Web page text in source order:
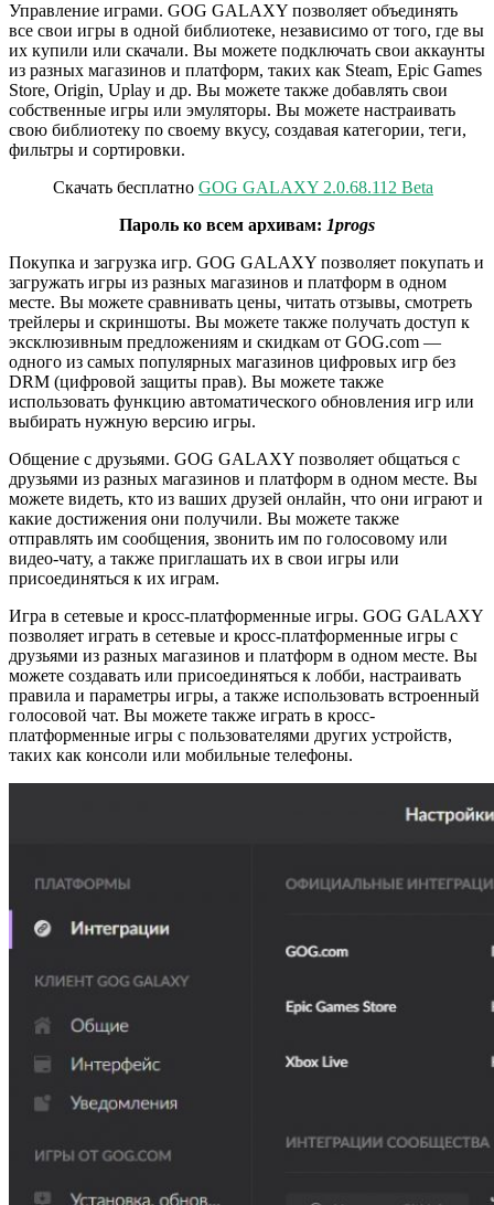
Управление играми. GOG GALAXY позволяет объединять
все свои игры в одной библиотеке, независимо от того, где вы
их купили или скачали. Вы можете подключать свои аккаунты
из разных магазинов и платформ, таких как Steam, Epic Games
Store, Origin, Uplay и др. Вы можете также добавлять свои
собственные игры или эмуляторы. Вы можете настраивать
свою библиотеку по своему вкусу, создавая категории, теги,
фильтры и сортировки.
Скачать бесплатно GOG GALAXY 2.0.68.112 Beta
Пароль ко всем архивам: 1progs
Покупка и загрузка игр. GOG GALAXY позволяет покупать и
загружать игры из разных магазинов и платформ в одном
месте. Вы можете сравнивать цены, читать отзывы, смотреть
трейлеры и скриншоты. Вы можете также получать доступ к
эксклюзивным предложениям и скидкам от GOG.com —
одного из самых популярных магазинов цифровых игр без
DRM (цифровой защиты прав). Вы можете также
использовать функцию автоматического обновления игр или
выбирать нужную версию игры.
Общение с друзьями. GOG GALAXY позволяет общаться с
друзьями из разных магазинов и платформ в одном месте. Вы
можете видеть, кто из ваших друзей онлайн, что они играют и
какие достижения они получили. Вы можете также
отправлять им сообщения, звонить им по голосовому или
видео-чату, а также приглашать их в свои игры или
присоединяться к их играм.
Игра в сетевые и кросс-платформенные игры. GOG GALAXY
позволяет играть в сетевые и кросс-платформенные игры с
друзьями из разных магазинов и платформ в одном месте. Вы
можете создавать или присоединяться к лобби, настраивать
правила и параметры игры, а также использовать встроенный
голосовой чат. Вы можете также играть в кросс-
платформенные игры с пользователями других устройств,
таких как консоли или мобильные телефоны.